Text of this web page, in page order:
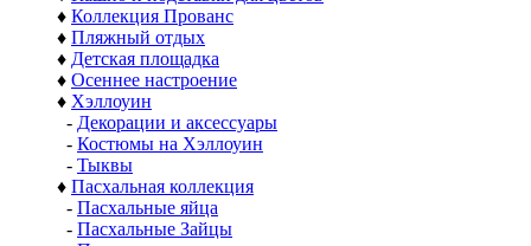
♦ Коллекция Прованс
♦ Пляжный отдых
♦ Детская площадка
♦ Осеннее настроение
♦ Хэллоуин
- Декорации и аксессуары
- Костюмы на Хэллоуин
- Тыквы
♦ Пасхальная коллекция
- Пасхальные яйца
- Пасхальные Зайцы